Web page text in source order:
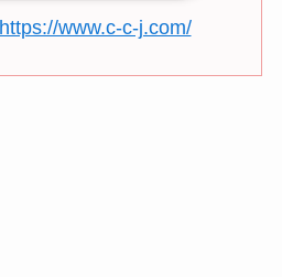
https://www.c-c-j.com/